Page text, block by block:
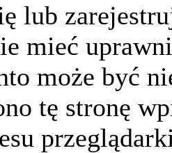
lub
mieć
może być
tę stronę